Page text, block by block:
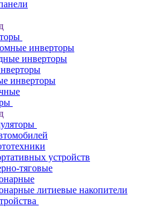
инверторы
инверторы
инверторы
устройств
тяговые
литиевые накопители